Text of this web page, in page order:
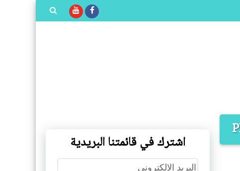
اشترك في قائمتنا البريدية